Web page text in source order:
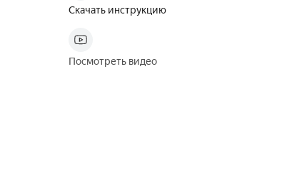
Скачать инструкцию
Посмотреть видео